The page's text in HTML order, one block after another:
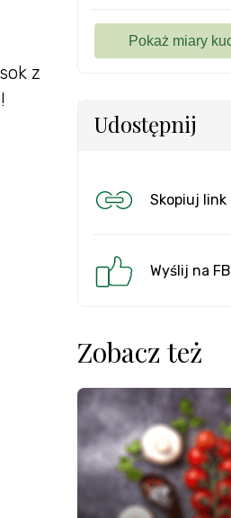
z
Udostępnij
Skopiuj link
Wyślij na FB
Zobacz też